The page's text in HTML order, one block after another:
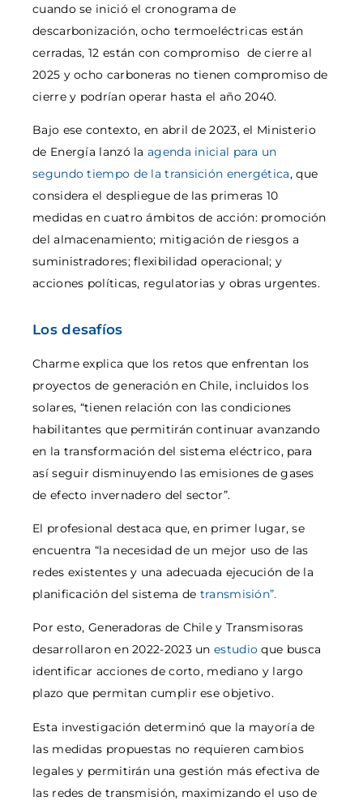
cuando se inició el cronograma de
descarbonización, ocho termoeléctricas están
cerradas, 12 están con compromiso de cierre al
2025 y ocho carboneras no tienen compromiso de
cierre y podrían operar hasta el año 2040.
Bajo ese contexto, en abril de 2023, el Ministerio
de Energía lanzó laagenda inicial para un
segundo tiempo de la transición energética, que
considera el despliegue de las primeras 10
medidas en cuatro ámbitos de acción: promoción
del almacenamiento; mitigación de riesgos a
suministradores; flexibilidad operacional; y
acciones políticas, regulatorias y obras urgentes.
Los desafíos
Charme explica que los retos que enfrentan los
proyectos de generación en Chile, incluidos los
solares, “tienen relación con las condiciones
habilitantes que permitirán continuar avanzando
en la transformación del sistema eléctrico, para
así seguir disminuyendo las emisiones de gases
de efecto invernadero del sector”.
El profesional destaca que, en primer lugar, se
encuentra “la necesidad de un mejor uso de las
redes existentes y una adecuada ejecución de la
planificación del sistema de transmisión”.
Por esto, Generadoras de Chile y Transmisoras
desarrollaron en 2022-2023 unestudio que busca
identificar acciones de corto, mediano y largo
plazo que permitan cumplir ese objetivo.
Esta investigación determinó que la mayoría de
las medidas propuestas no requieren cambios
legales y permitirán una gestión más efectiva de
las redes de transmisión, maximizando el uso de